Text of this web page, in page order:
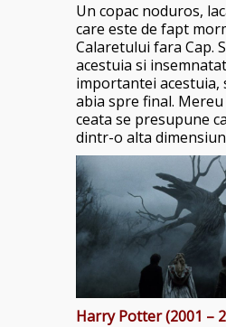
Un copac noduros,
care este de fapt
Calaretului fara Cap.
acestuia si
importantei acestuia,
abia spre final.
ceata se presupune
dintr-o alta
Harry Potter (2001 –